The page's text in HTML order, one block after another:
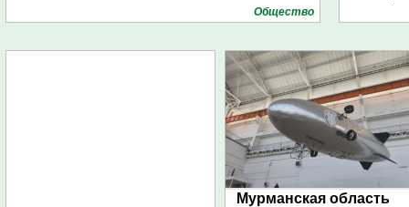
Общество
Мурманская область